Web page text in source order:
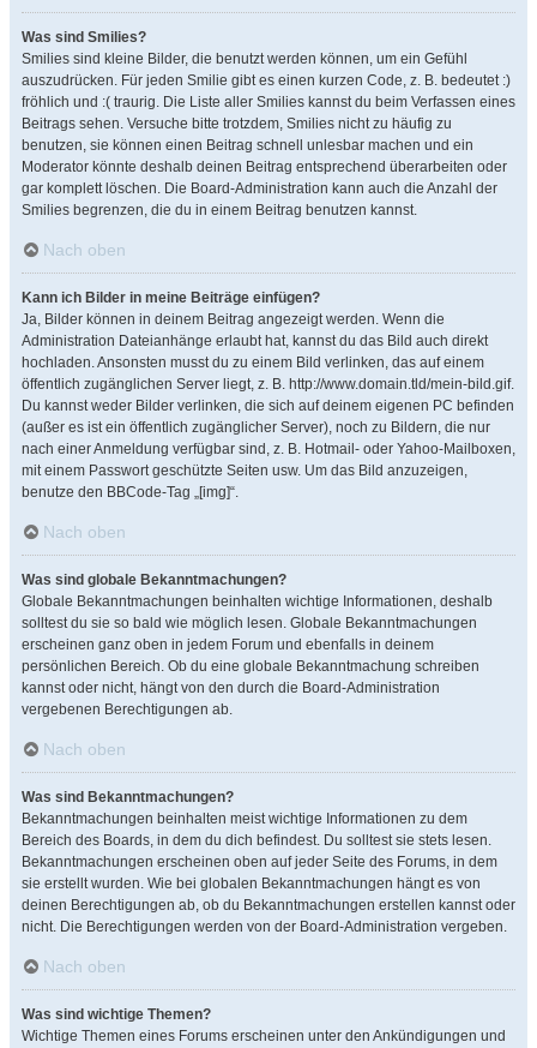
Was sind Smilies?
Smilies sind kleine Bilder, die benutzt werden können, um ein Gefühl
auszudrücken. Für jeden Smilie gibt es einen kurzen Code, z. B. bedeutet :)
fröhlich und :( traurig. Die Liste aller Smilies kannst du beim Verfassen eines
Beitrags sehen. Versuche bitte trotzdem, Smilies nicht zu häufig zu
benutzen, sie können einen Beitrag schnell unlesbar machen und ein
Moderator könnte deshalb deinen Beitrag entsprechend überarbeiten oder
gar komplett löschen. Die Board-Administration kann auch die Anzahl der
Smilies begrenzen, die du in einem Beitrag benutzen kannst.
Nach oben
Kann ich Bilder in meine Beiträge einfügen?
Ja, Bilder können in deinem Beitrag angezeigt werden. Wenn die
Administration Dateianhänge erlaubt hat, kannst du das Bild auch direkt
hochladen. Ansonsten musst du zu einem Bild verlinken, das auf einem
öffentlich zugänglichen Server liegt, z. B. http://www.domain.tld/mein-bild.gif.
Du kannst weder Bilder verlinken, die sich auf deinem eigenen PC befinden
(außer es ist ein öffentlich zugänglicher Server), noch zu Bildern, die nur
nach einer Anmeldung verfügbar sind, z. B. Hotmail- oder Yahoo-Mailboxen,
mit einem Passwort geschützte Seiten usw. Um das Bild anzuzeigen,
benutze den BBCode-Tag „[img]“.
Nach oben
Was sind globale Bekanntmachungen?
Globale Bekanntmachungen beinhalten wichtige Informationen, deshalb
solltest du sie so bald wie möglich lesen. Globale Bekanntmachungen
erscheinen ganz oben in jedem Forum und ebenfalls in deinem
persönlichen Bereich. Ob du eine globale Bekanntmachung schreiben
kannst oder nicht, hängt von den durch die Board-Administration
vergebenen Berechtigungen ab.
Nach oben
Was sind Bekanntmachungen?
Bekanntmachungen beinhalten meist wichtige Informationen zu dem
Bereich des Boards, in dem du dich befindest. Du solltest sie stets lesen.
Bekanntmachungen erscheinen oben auf jeder Seite des Forums, in dem
sie erstellt wurden. Wie bei globalen Bekanntmachungen hängt es von
deinen Berechtigungen ab, ob du Bekanntmachungen erstellen kannst oder
nicht. Die Berechtigungen werden von der Board-Administration vergeben.
Nach oben
Was sind wichtige Themen?
Wichtige Themen eines Forums erscheinen unter den Ankündigungen und